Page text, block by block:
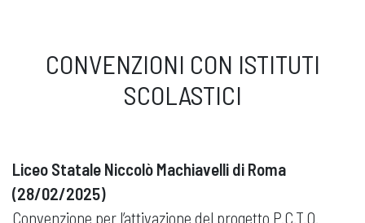
CONVENZIONI CON ISTITUTI
SCOLASTICI
Liceo Statale Niccolò Machiavelli di Roma
(28/02/2025)
Convenzione per l’attivazione del progetto P.C.T.O.